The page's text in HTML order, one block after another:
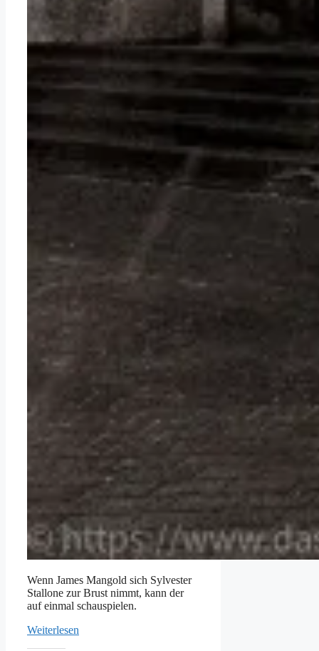
Wenn James Mangold sich Sylvester
Stallone zur Brust nimmt, kann der
auf einmal schauspielen.
Weiterlesen